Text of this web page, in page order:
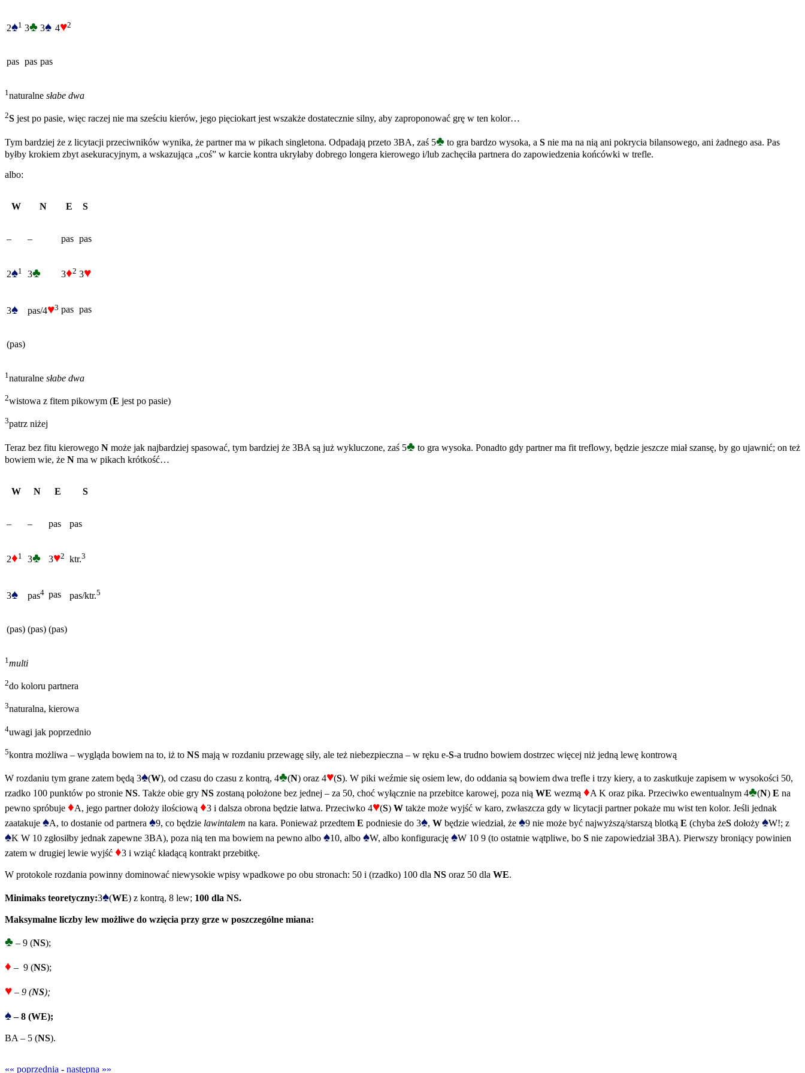
2♠1 3♣ 3♠ 4♥2
pas pas pas
1 naturalne słabe dwa
2S jest po pasie, więc raczej nie ma sześciu kierów, jego pięciokart jest wszakże dostatecznie silny, aby zaproponować grę w ten kolor…
Tym bardziej że z licytacji przeciwników wynika, że partner ma w pikach singletona. Odpadają przeto 3BA, zaś 5♣ to gra bardzo wysoka, a S nie ma na nią ani pokrycia bilansowego, ani żadnego asa. Pas
byłby krokiem zbyt asekuracyjnym, a wskazująca „coś” w karcie kontra ukryłaby dobrego longera kierowego i/lub zachęciła partnera do zapowiedzenia końcówki w trefle.
albo:
W N E S
– – pas pas
2♠1 3♣ 3♦2 3♥
3♠ pas/4♥3 pas pas
(pas)
1 naturalne słabe dwa
2wistowa z fitem pikowym (E jest po pasie)
3patrz niżej
Teraz bez fitu kierowego N może jak najbardziej spasować, tym bardziej że 3BA są już wykluczone, zaś 5♣ to gra wysoka. Ponadto gdy partner ma fit treflowy, będzie jeszcze miał szansę, by go ujawnić; on też
bowiem wie, że N ma w pikach krótkość…
W N E S
– – pas pas
2♦1 3♣ 3♥2 ktr.3
3♠ pas4 pas pas/ktr.5
(pas) (pas) (pas)
1 multi
2do koloru partnera
3naturalna, kierowa
4uwagi jak poprzednio
5kontra możliwa – wygląda bowiem na to, iż to NS mają w rozdaniu przewagę siły, ale też niebezpieczna – w ręku e-S-a trudno bowiem dostrzec więcej niż jedną lewę kontrową
W rozdaniu tym grane zatem będą 3♠(W), od czasu do czasu z kontrą, 4♣(N) oraz 4♥(S). W piki weźmie się osiem lew, do oddania są bowiem dwa trefle i trzy kiery, a to zaskutkuje zapisem w wysokości 50,
rzadko 100 punktów po stronie NS. Także obie gry NS zostaną położone bez jednej – za 50, choć wyłącznie na przebitce karowej, poza nią WE wezmą ♦A K oraz pika. Przeciwko ewentualnym 4♣(N) E na
pewno spróbuje ♦A, jego partner dołoży ilościową ♦3 i dalsza obrona będzie łatwa. Przeciwko 4♥(S) W także może wyjść w karo, zwłaszcza gdy w licytacji partner pokaże mu wist ten kolor. Jeśli jednak
zaatakuje ♠A, to dostanie od partnera ♠9, co będzie lawintalem na kara. Ponieważ przedtem E podniesie do 3♠, W będzie wiedział, że ♠9 nie może być najwyższą/starszą blotką E (chyba żeS dołoży ♠W!; z
♠K W 10 zgłosiłby jednak zapewne 3BA), poza nią ten ma bowiem na pewno albo ♠10, albo ♠W, albo konfigurację ♠W 10 9 (to ostatnie wątpliwe, bo S nie zapowiedział 3BA). Pierwszy broniący powinien
zatem w drugiej lewie wyjść ♦3 i wziąć kładącą kontrakt przebitkę.
W protokole rozdania powinny dominować niewysokie wpisy wpadkowe po obu stronach: 50 i (rzadko) 100 dla NS oraz 50 dla WE.
Minimaks teoretyczny:3♠(WE) z kontrą, 8 lew; 100 dla NS.
Maksymalne liczby lew możliwe do wzięcia przy grze w poszczególne miana:
♣ – 9 (NS);
♦ – 9 (NS);
♥ – 9 (NS);
♠– 8 (WE);
BA – 5 (NS).
«« poprzednia - następna »»